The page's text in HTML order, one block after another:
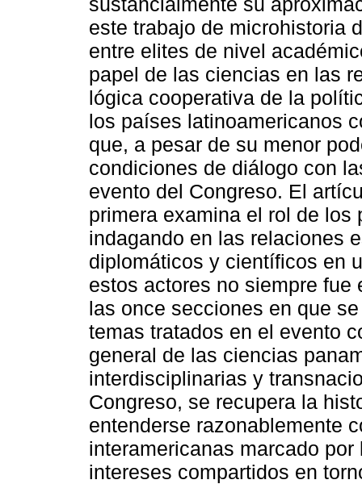
este trabajo de microhistoria
entre elites de nivel
papel de las ciencias en las
lógica cooperativa de la
los países latinoamericanos
que, a pesar de su menor
condiciones de diálogo con
evento del Congreso. El
primera examina el rol de
indagando en las relaciones
diplomáticos y científicos en
estos actores no siempre fue
las once secciones en que
temas tratados en el evento
general de las ciencias
interdisciplinarias y
Congreso, se recupera la
entenderse razonablemente
interamericanas marcado
intereses compartidos en